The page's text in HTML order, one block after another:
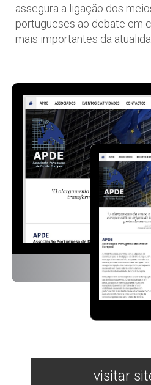
assegura a ligação dos
portugueses ao debate em
mais importantes da
visitar